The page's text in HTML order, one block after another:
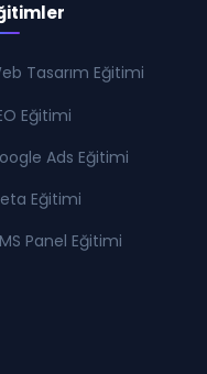
Tasarım Eğitimi
Eğitimi
Ads Eğitimi
Eğitimi
Panel Eğitimi